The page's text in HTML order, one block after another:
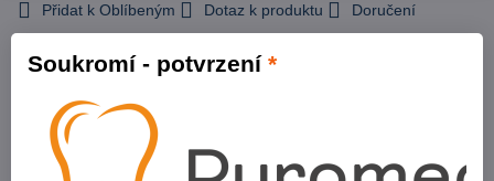
Přidat k Oblíbeným Dotaz k produktu Doručení
Varianty produktů
Varianta:DentoCrown 1 x 50 ml (76 g) kartuše A1
Skladové číslo:
DWNHD50-A1
Soukromí - potvrzení *